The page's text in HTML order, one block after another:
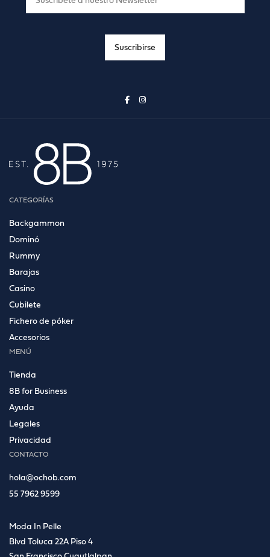
CATEGORÍAS
Backgammon
Dominó
Rummy
Barajas
Casino
Cubilete
Fichero de póker
Accesorios
MENÚ
Tienda
8B for Business
Ayuda
Legales
Privacidad
CONTACTO
hola@ochob.com
55 7962 9599
Moda In Pelle
Blvd Toluca 22A Piso 4